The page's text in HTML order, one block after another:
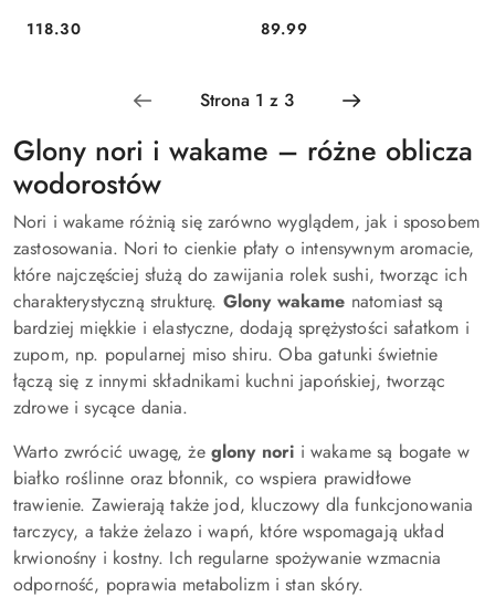
Cena:
118.30 Cena:
89.99
Glony nori i wakame – różne oblicza
wodorostów
Nori i wakame różnią się zarówno wyglądem, jak i sposobem
zastosowania. Nori to cienkie płaty o intensywnym aromacie,
które najczęściej służą do zawijania rolek sushi, tworząc ich
charakterystyczną strukturę. Glony wakame natomiast są
bardziej miękkie i elastyczne, dodają sprężystości sałatkom i
zupom, np. popularnej miso shiru. Oba gatunki świetnie
łączą się z innymi składnikami kuchni japońskiej, tworząc
zdrowe i sycące dania.
Warto zwrócić uwagę, że glony nori i wakame są bogate w
białko roślinne oraz błonnik, co wspiera prawidłowe
trawienie. Zawierają także jod, kluczowy dla funkcjonowania
tarczycy, a także żelazo i wapń, które wspomagają układ
krwionośny i kostny. Ich regularne spożywanie wzmacnia
odporność, poprawia metabolizm i stan skóry.